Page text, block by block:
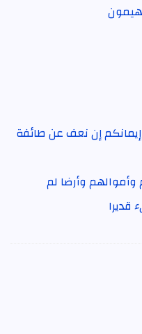
إيمانكم إن نعف عن طائفة
وأرضا لم